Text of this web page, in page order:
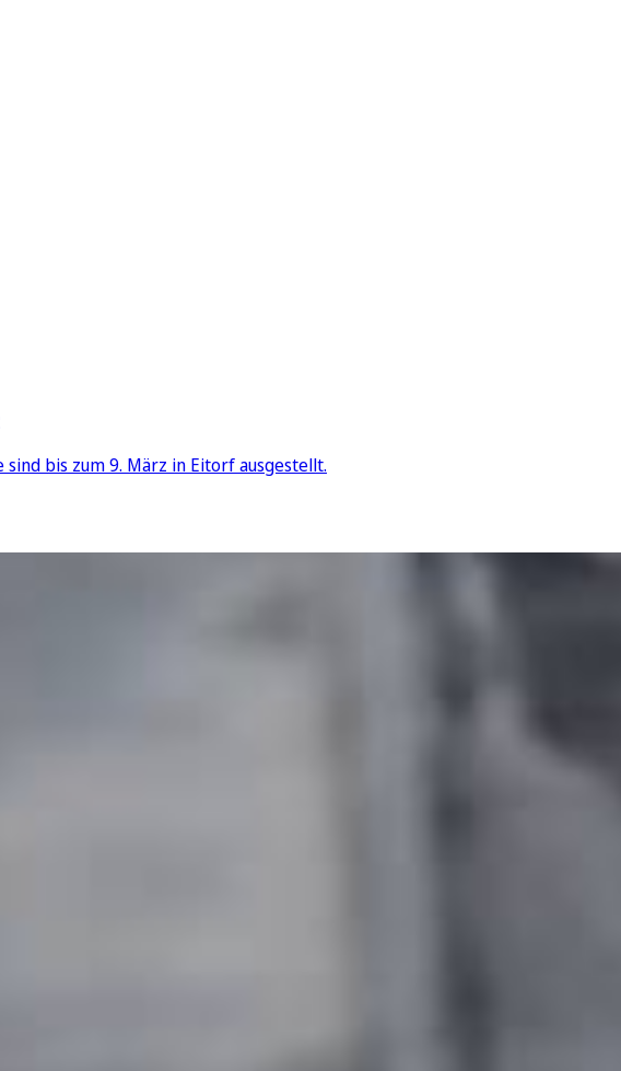
bis zum 9. März in Eitorf ausgestellt.